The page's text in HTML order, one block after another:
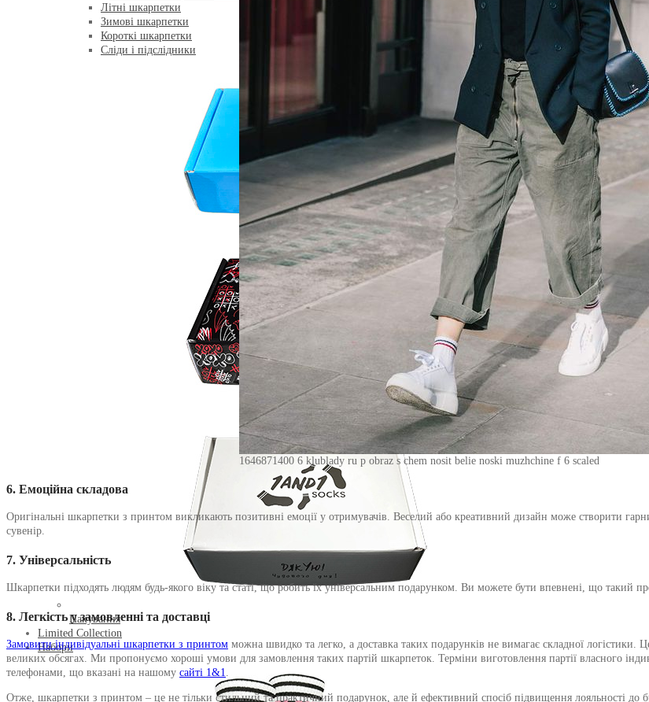
Літні шкарпетки
Зимові шкарпетки
Короткі шкарпетки
Сліди і підслідники
Пакування
Limited Collection
Набори
1646871400 6 klublady ru p obraz s chem nosit belie noski muzhchine f 6 scaled
6. Емоційна складова
Оригінальні шкарпетки з принтом викликають позитивні емоції у отримувачів. Веселий або креативний дизайн може створити
сувенір.
7. Універсальність
Шкарпетки підходять людям будь-якого віку та статі, що робить їх універсальним подарунком. Ви можете бути впевнені, що такий
8. Легкість у замовленні та доставці
Замовити індивідуальні шкарпетки з принтом можна швидко та легко, а доставка таких подарунків не вимагає складної
великих обсягах. Ми пропонуємо хороші умови для замовлення таких партій шкарпеток. Терміни виготовлення партії власного
телефонами, що вказані на нашому сайті 1&1
Отже, шкарпетки з принтом – це не тільки стильний та практичний подарунок, але й ефективний спосіб підвищення лояльності до